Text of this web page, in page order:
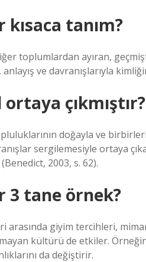
tanım?
toplumlardan ayıran,
ve davranışlarıyla
çıkmıştır?
doğayla ve
sergilemesiyle ortaya
(Benedict, 2003, s. 62).
3 tane örnek?
arasında giyim tercihleri,
kültürü de etkiler.
da değiştirir.